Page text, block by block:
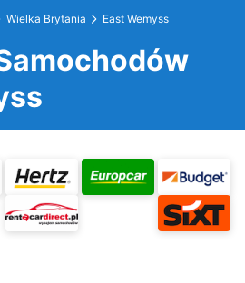
Wielka Brytania East Wemyss